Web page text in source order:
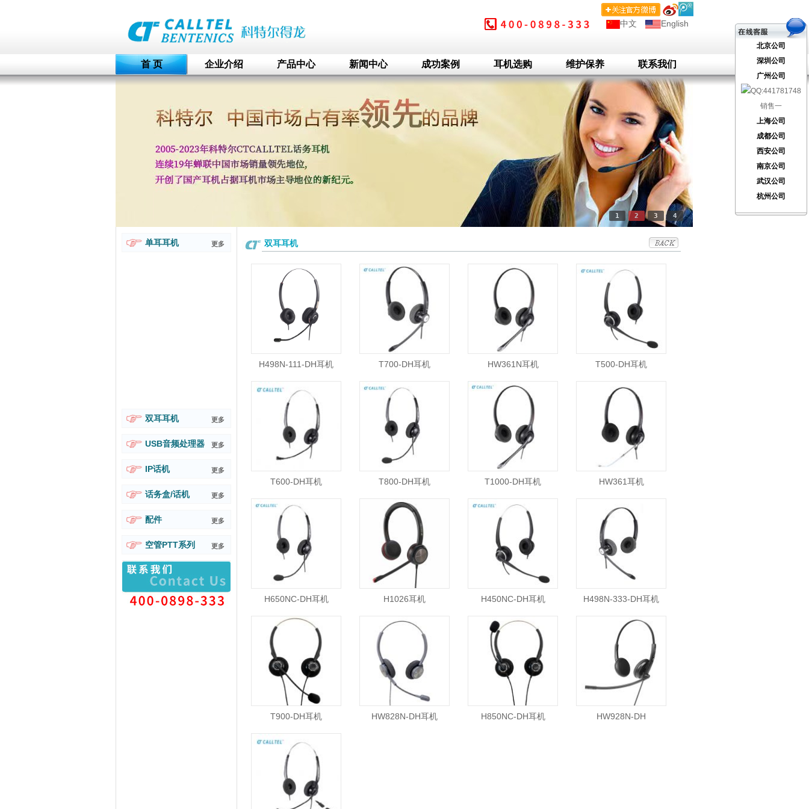
中文 English
首 页 企业介绍 产品中心 新闻中心 成功案例 耳机选购 维护保养 联系我们
1 2 3 4
单耳耳机 更多
双耳耳机 更多
USB音频处理器 更多
IP话机 更多
话务盒/话机 更多
配件 更多
空管PTT系列 更多
双耳耳机
H498N-111-DH耳机 T700-DH耳机 HW361N耳机 T500-DH耳机
T600-DH耳机 T800-DH耳机 T1000-DH耳机 HW361耳机
H650NC-DH耳机 H1026耳机 H450NC-DH耳机 H498N-333-DH耳机
T900-DH耳机 HW828N-DH耳机 H850NC-DH耳机 HW928N-DH
北京公司
深圳公司
广州公司
销售一
上海公司
成都公司
西安公司
南京公司
武汉公司
杭州公司